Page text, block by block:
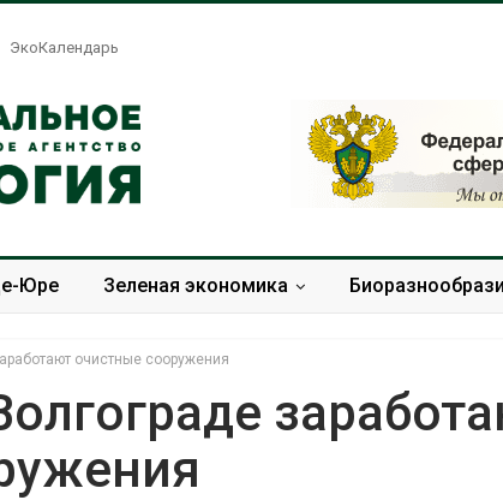
ЭкоКалендарь
Юре Зеленая экономика
очистные сооружения